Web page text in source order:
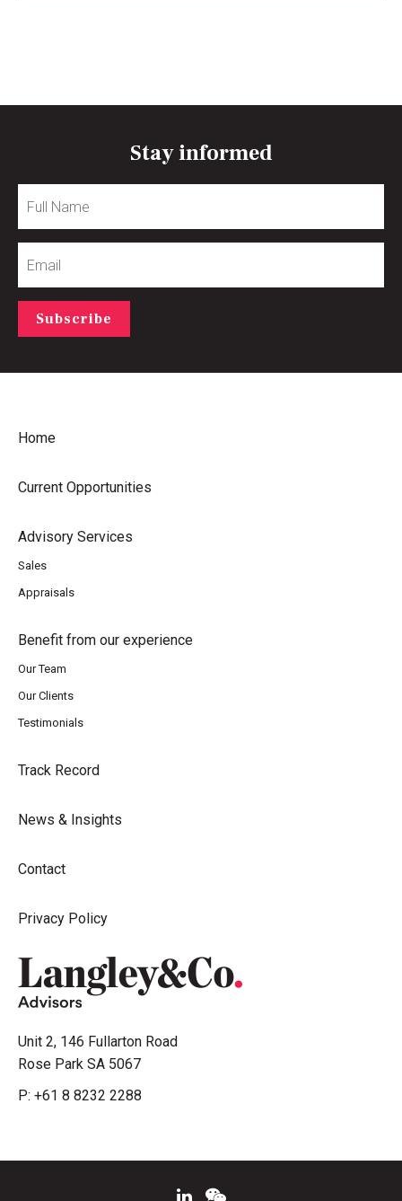
Stay informed
Name
Subscribe
Home
Current Opportunities
Advisory Services
Sales
Appraisals
Benefit from our experience
Our Team
Our Clients
Testimonials
Track Record
News & Insights
Contact
Privacy Policy
Unit 2, 146 Fullarton Road
Rose Park SA 5067
P: +61 8 8232 2288